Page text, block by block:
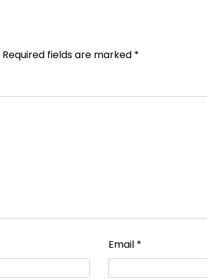
Required fields are marked *
Email *